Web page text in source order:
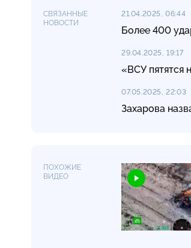
СВЯЗАННЫЕ
НОВОСТИ
21.04.2025, 06:44
Более 400
29.04.2025, 19:17
«ВСУ пятятся
07.05.2025, 22:03
Захарова
ПОХОЖИЕ
ВИДЕО